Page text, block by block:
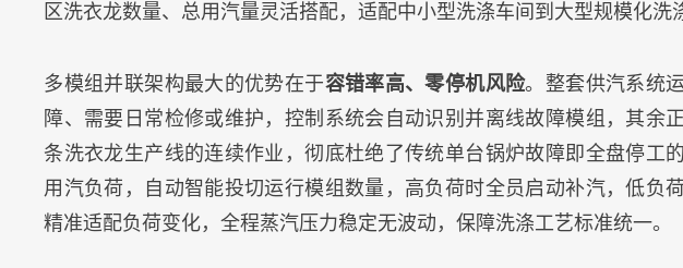
区洗衣龙数量、总用汽量灵活搭配，适配中小型洗涤车间到大型规模化洗
多模组并联架构最大的优势在于容错率高、零停机风险。整套供汽系统
障、需要日常检修或维护，控制系统会自动识别并离线故障模组，其余
条洗衣龙生产线的连续作业，彻底杜绝了传统单台锅炉故障即全盘停工
用汽负荷，自动智能投切运行模组数量，高负荷时全员启动补汽，低负
精准适配负荷变化，全程蒸汽压力稳定无波动，保障洗涤工艺标准统一。